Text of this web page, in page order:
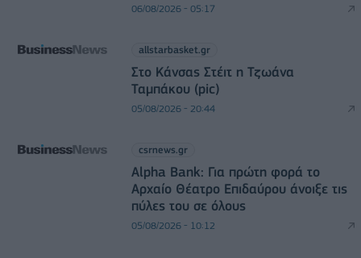
06/08/2026 - 05:17
allstarbasket.gr
Στο Κάνσας Στέιτ η Τζωάνα
Ταμπάκου (pic)
05/08/2026 - 20:44
csrnews.gr
Alpha Bank: Για πρώτη φορά το
Αρχαίο Θέατρο Επιδαύρου άνοιξε τις
πύλες του σε όλους
05/08/2026 - 10:12